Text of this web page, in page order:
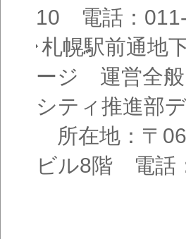
10 電話：011-
札幌駅前通地
ージ 運営全般
シティ推進部
所在地：〒
ビル8階 電話